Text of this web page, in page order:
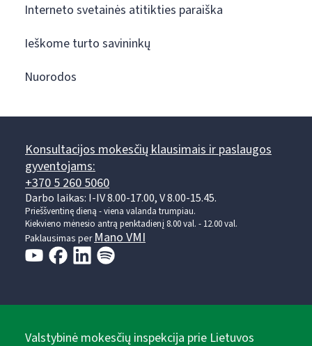
Interneto svetainės atitikties paraiška
Ieškome turto savininkų
Nuorodos
Konsultacijos mokesčių klausimais ir paslaugos
gyventojams:
+370 5 260 5060
Darbo laikas: I-IV 8.00-17.00, V 8.00-15.45.
Prieššventinę dieną - viena valanda trumpiau.
Kiekvieno mėnesio antrą penktadienį 8.00 val. - 12.00 val.
Paklausimas perMano VMI
Valstybinė mokesčių inspekcija prie Lietuvos